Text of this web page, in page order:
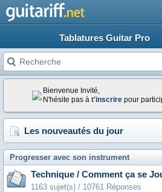
Tablatures Guitar Pro
Bienvenue Invité,
N'hésite pas à t'inscrire pour
Les nouveautés du jour
Progresser avec son instrument
Technique / Comment ça se
1163 sujet(s) / 10761 Réponses